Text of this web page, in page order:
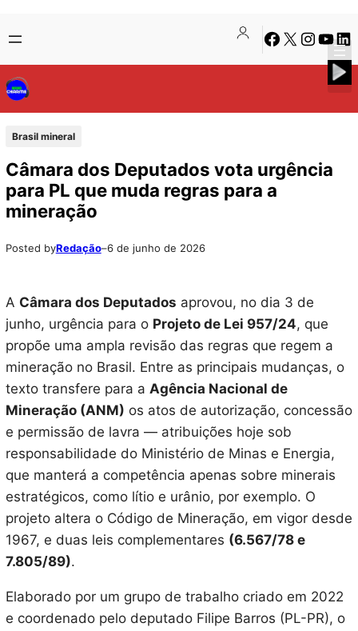
para
o
conteúdo
to
content
Facebook
X Instagram
Brasil mineral
Câmara dos Deputados vota urgência
para PL que muda regras para a
mineração
Posted byRedação–6 de junho de 2026
A Câmara dos Deputados aprovou, no dia 3 de
junho, urgência para o Projeto de Lei 957/24, que
propõe uma ampla revisão das regras que regem a
mineração no Brasil. Entre as principais mudanças, o
texto transfere para a Agência Nacional de
Mineração (ANM) os atos de autorização, concessão
e permissão de lavra — atribuições hoje sob
responsabilidade do Ministério de Minas e Energia,
que manterá a competência apenas sobre minerais
estratégicos, como lítio e urânio, por exemplo. O
projeto altera o Código de Mineração, em vigor desde
1967, e duas leis complementares (6.567/78 e
7.805/89).
Elaborado por um grupo de trabalho criado em 2022
e coordenado pelo deputado Filipe Barros (PL-PR), o